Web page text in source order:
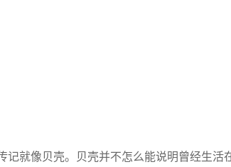
记就像贝壳。贝壳并不怎么能说明曾经生活